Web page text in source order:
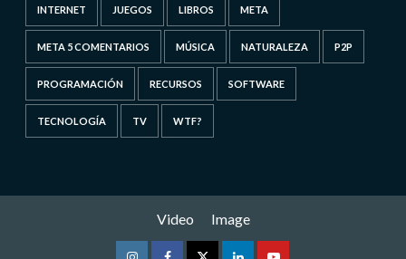
INTERNET JUEGOS LIBROS META
META 5 COMENTARIOS MÚSICA NATURALEZA P2P
PROGRAMACIÓN RECURSOS SOFTWARE
TECNOLOGÍA TV WTF?
Video Image